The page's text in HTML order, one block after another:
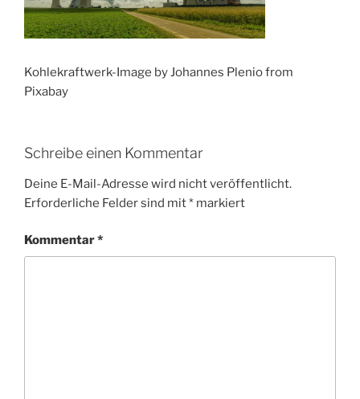
Kohlekraftwerk-Image by Johannes Plenio from
Pixabay
Schreibe einen Kommentar
Deine E-Mail-Adresse wird nicht veröffentlicht.
Erforderliche Felder sind mit* markiert
Kommentar*